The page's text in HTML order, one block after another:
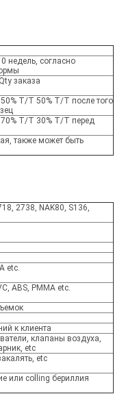
недель, согласно
заказа
T/T 50% T/T после того
70% T/T 30% T/T перед
также может быть
2738, NAK80, S136,
etc.
ABS, PMMA etc.
к клиента
клапаны воздуха,
etc
etc
или colling бериллия